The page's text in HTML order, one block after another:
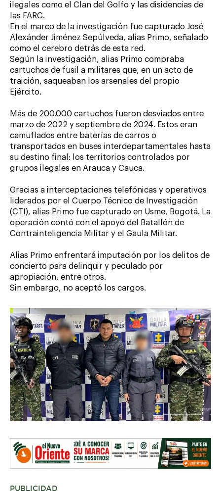
ilegales como el Clan del Golfo y las disidencias de
las FARC.
En el marco de la investigación fue capturado José
Alexánder Jiménez Sepúlveda, alias Primo, señalado
como el cerebro detrás de esta red.
Según la investigación, alias Primo compraba
cartuchos de fusil a militares que, en un acto de
traición, saqueaban los arsenales del propio
Ejército.
Más de 200.000 cartuchos fueron desviados entre
marzo de 2022 y septiembre de 2024. Estos eran
camuflados entre baterías de carros o
transportados en buses interdepartamentales hasta
su destino final: los territorios controlados por
grupos ilegales en Arauca y Cauca.
Gracias a interceptaciones telefónicas y operativos
liderados por el Cuerpo Técnico de Investigación
(CTI), alias Primo fue capturado en Usme, Bogotá. La
operación contó con el apoyo del Batallón de
Contrainteligencia Militar y el Gaula Militar.
Alias Primo enfrentará imputación por los delitos de
concierto para delinquir y peculado por
apropiación, entre otros.
Sin embargo, no aceptó los cargos.
PUBLICIDAD